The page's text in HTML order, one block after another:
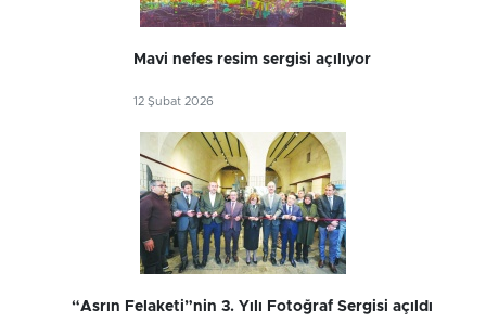
Mavi nefes resim sergisi açılıyor
12 Şubat 2026
“Asrın Felaketi”nin 3. Yılı Fotoğraf Sergisi açıldı